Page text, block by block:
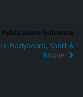
Publication Suivante
Le Bodyboard, Sport À
Risque !